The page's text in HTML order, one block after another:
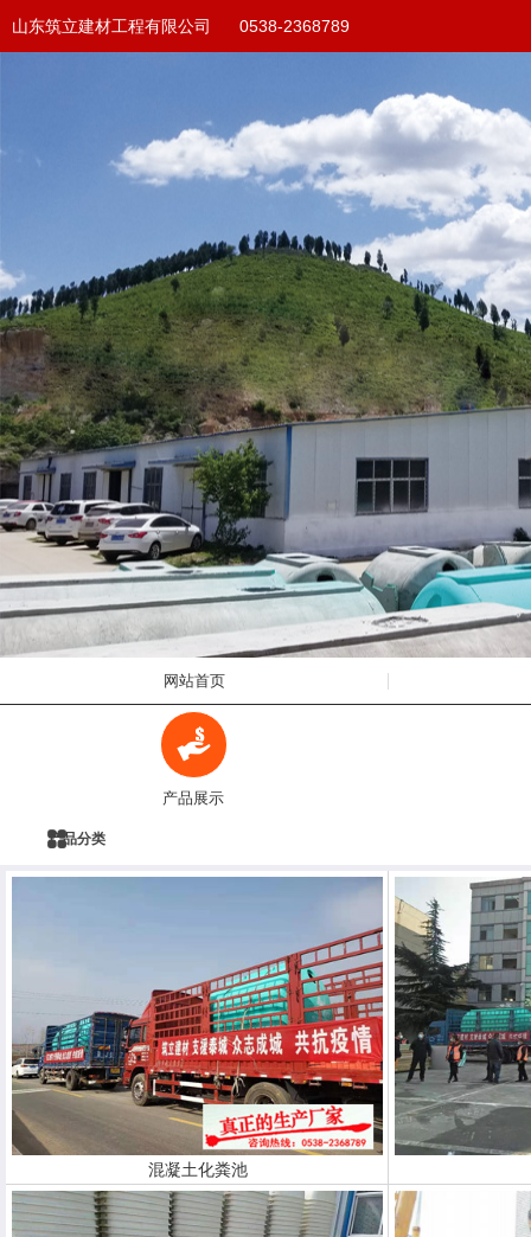
山东筑立建材工程有限公司 0538-2368789
网站首页
产品展示
产品分类
混凝土化粪池